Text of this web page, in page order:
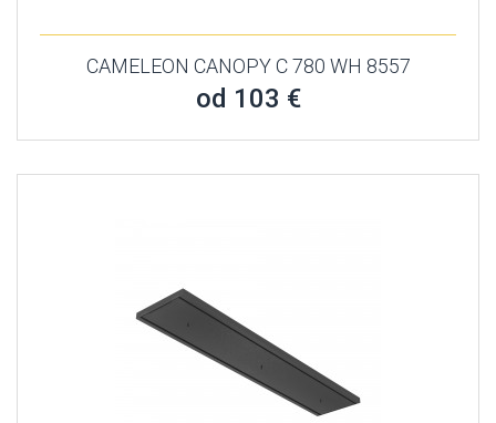
CAMELEON CANOPY C 780 WH 8557
od 103 €